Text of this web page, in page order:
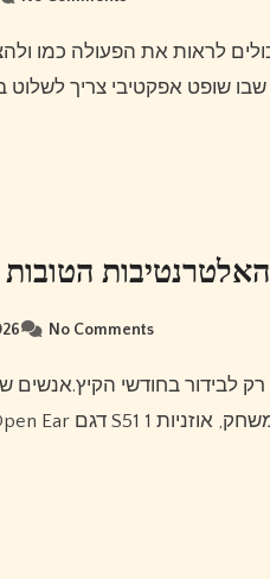
5 האלטרנטיבות
No Comments